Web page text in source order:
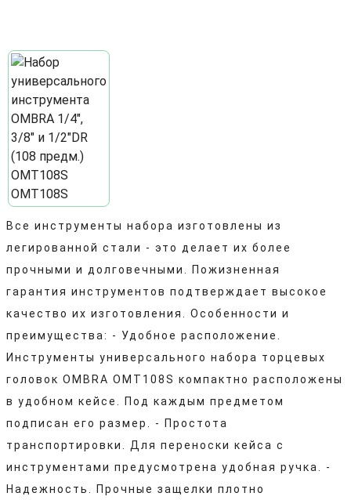
Все инструменты набора изготовлены из
легированной стали - это делает их более
прочными и долговечными. Пожизненная
гарантия инструментов подтверждает высокое
качество их изготовления. Особенности и
преимущества: - Удобное расположение.
Инструменты универсального набора торцевых
головок OMBRA OMT108S компактно расположены
в удобном кейсе. Под каждым предметом
подписан его размер. - Простота
транспортировки. Для переноски кейса с
инструментами предусмотрена удобная ручка. -
Надежность. Прочные защелки плотно